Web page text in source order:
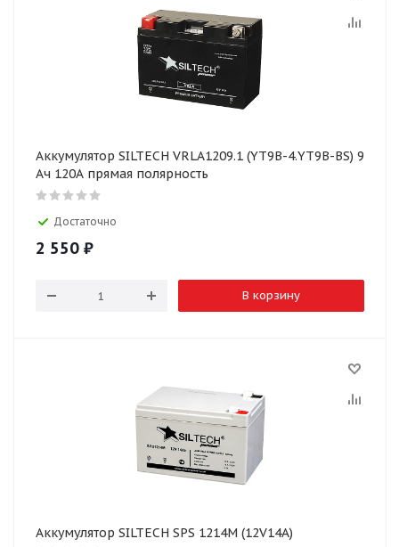
Аккумулятор SILTECH VRLA1209.1 (YT9B-4.YT9B-BS) 9
Ач 120А прямая полярность
Достаточно
2 550 ₽
В корзину
Аккумулятор SILTECH SPS 1214M (12V14A)